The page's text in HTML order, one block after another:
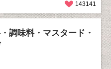
143141
調味料・マスタード・